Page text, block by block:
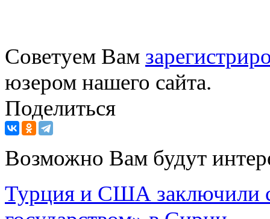
Советуем Вам
юзером нашего сайта.
Поделиться
Возможно Вам будут
Турция и США заключили